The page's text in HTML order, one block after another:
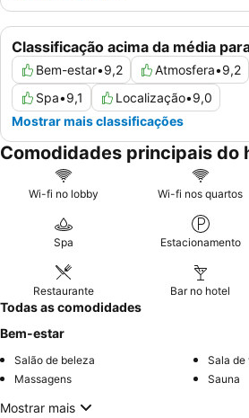
Classificação acima da média
Bem-estar•9,2 Atmosfera•9,2
Spa•9,1 Localização•9,0
Mostrar mais classificações
Comodidades principais do
Wi-fi no lobby Wi-fi nos quartos
Spa Estacionamento
Restaurante Bar no hotel
Todas as comodidades
Bem-estar
Salão de beleza
Sala de
Massagens
Sauna
Mostrar mais